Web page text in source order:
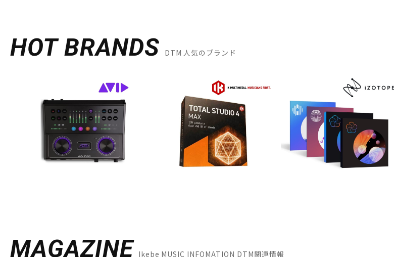
HOT BRANDS DTM 人気のブランド
MAGAZINE Ikebe MUSIC INFOMATION DTM関連情報